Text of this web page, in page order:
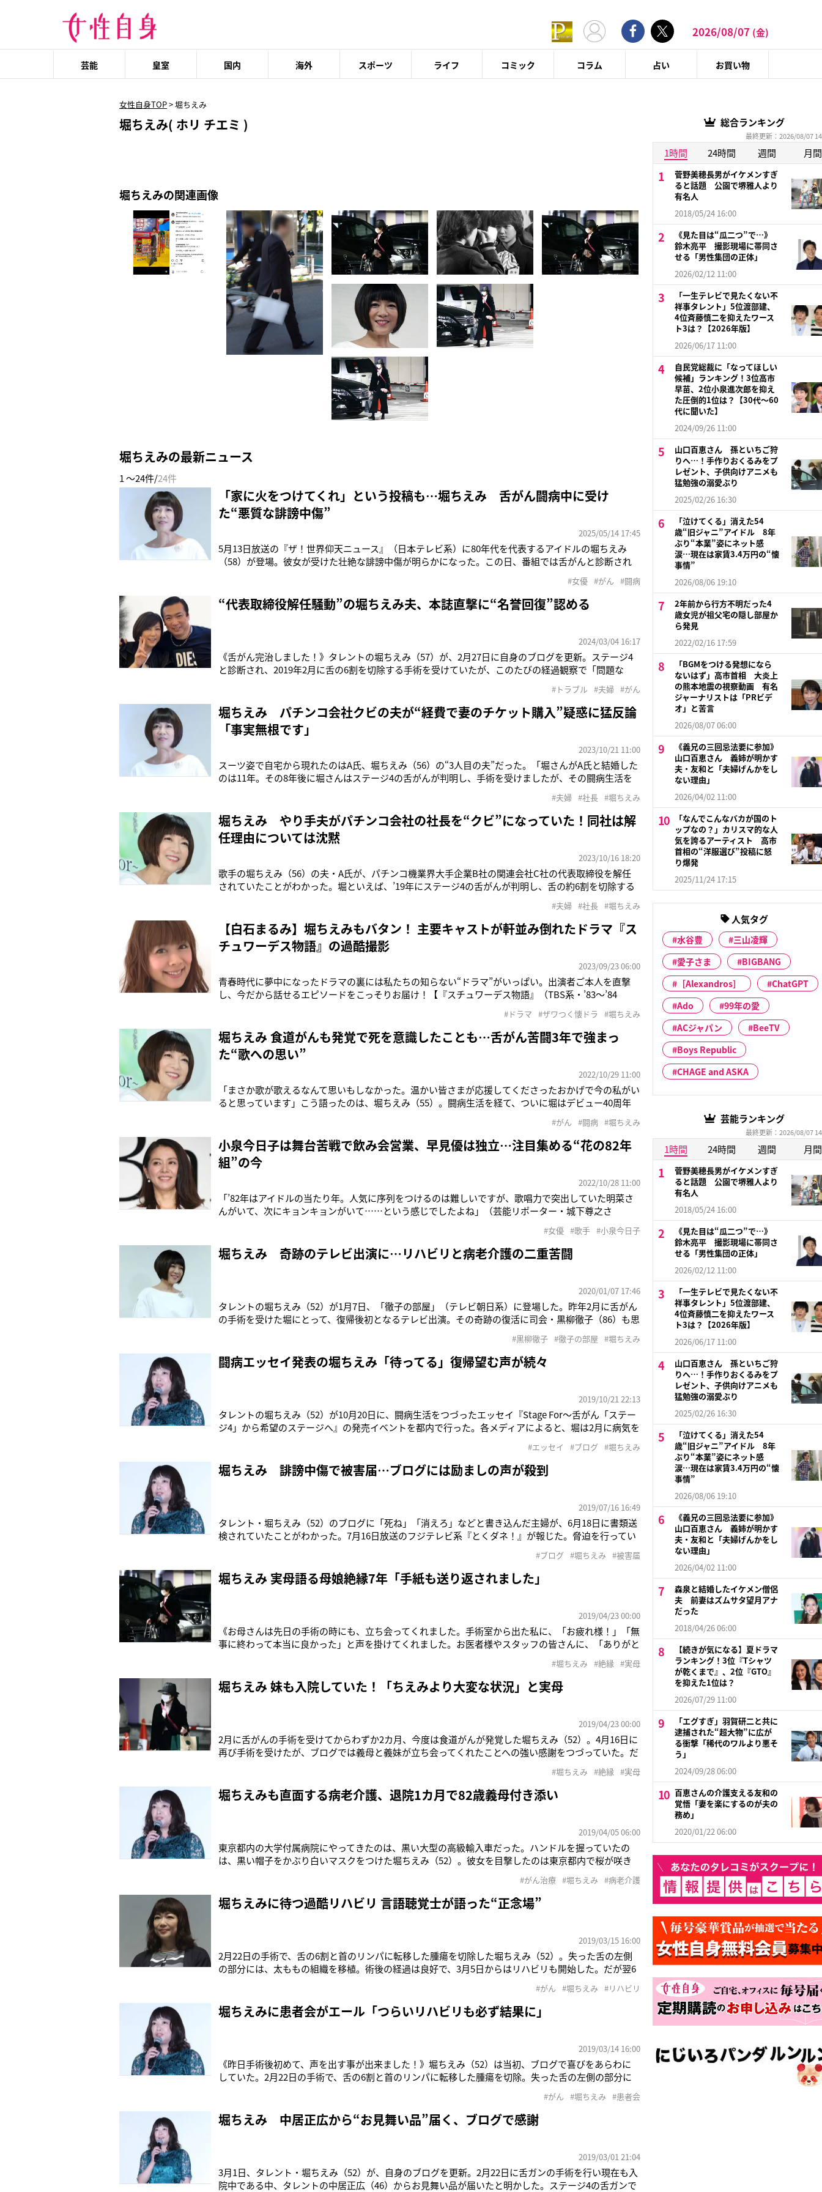
2026/08/07 (金)
芸能 皇室 国内 海外 スポーツ ライフ コミック コラム 占い お買い物
女性自身TOP>堀ちえみ
堀ちえみ( ホリ チエミ )
堀ちえみの関連画像
堀ちえみの最新ニュース
1 ～24件/24件
「家に火をつけてくれ」という投稿も…堀ちえみ 舌がん闘病中に受け
た“悪質な誹謗中傷”
2025/05/14 17:45
5月13日放送の『ザ！世界仰天ニュース』（日本テレビ系）に80年代を代表するアイドルの堀ちえみ
（58）が登場。彼女が受けた壮絶な誹謗中傷が明らかになった。この日、番組では舌がんと診断され
この口内炎に対して堀はリウマチの薬の副作用と考え、医師もそう診断していたが、次第に大きくな
り痛みも感じるように。さらに
#女優 #がん #闘病
“代表取締役解任騒動”の堀ちえみ夫、本誌直撃に“名誉回復”認める
2024/03/04 16:17
《舌がん完治しました！》タレントの堀ちえみ（57）が、2月27日に自身のブログを更新。ステージ4
と診断され、2019年2月に舌の6割を切除する手術を受けていたが、このたびの経過観察で「問題な
もの長い期間、ご尽力いただきました皆々様に、心より御礼申し上げます。涙が溢れて止まりません。
見守り続けてきた皆様も、本
#トラブル #夫婦 #がん
堀ちえみ パチンコ会社クビの夫が“経費で妻のチケット購入”疑惑に猛反論
「事実無根です」
2023/10/21 11:00
スーツ姿で自宅から現れたのはA氏、堀ちえみ（56）の“3人目の夫”だった。「堀さんがA氏と結婚した
のは11年。その8年後に堀さんはステージ4の舌がんが判明し、手術を受けましたが、その闘病生活を
取締役に就任。“年収は数億”とも言われていたのです」（芸能関係者）A氏は社長就任の翌月に、東京
都内の5階建て住宅
#夫婦 #社長 #堀ちえみ
堀ちえみ やり手夫がパチンコ会社の社長を“クビ”になっていた！同社は解
任理由については沈黙
2023/10/16 18:20
歌手の堀ちえみ（56）の夫・A氏が、パチンコ機業界大手企業B社の関連会社C社の代表取締役を解任
されていたことがわかった。堀といえば、’19年にステージ4の舌がんが判明し、舌の約6割を切除する
年2月には、闘病生活を乗り越え、手術後初となるライブが行われた。闘病生活などについて発信して
きたAmebaブログ『ho
#夫婦 #社長 #堀ちえみ
【白石まるみ】堀ちえみもバタン！ 主要キャストが軒並み倒れたドラマ『ス
チュワーデス物語』の過酷撮影
2023/09/23 06:00
青春時代に夢中になったドラマの裏には私たちの知らない“ドラマ”がいっぱい。出演者ご本人を直撃
し、今だから話せるエピソードをこっそりお届け！【『スチュワーデス物語』（TBS系・’83～’84
み）が一人前になるまでを描いたストーリー。憧れの教官（風間杜夫）の元婚約者・真理子（片平な
ぎさ）が歯で手袋を外す怖いシーン
#ドラマ #ザワつく懐ドラ #堀ちえみ
堀ちえみ 食道がんも発覚で死を意識したことも…舌がん苦闘3年で強まっ
た“歌への思い”
2022/10/29 11:00
「まさか歌が歌えるなんて思いもしなかった。温かい皆さまが応援してくださったおかげで今の私がい
ると思っています」こう語ったのは、堀ちえみ（55）。闘病生活を経て、ついに堀はデビュー40周年
る。10月27日に開いた会見では冒頭のように感謝の言葉を述べ、その姿に思わずもらい泣
#がん #闘病 #堀ちえみ
小泉今日子は舞台苦戦で飲み会営業、早見優は独立…注目集める“花の82年
組”の今
2022/10/28 11:00
「’82年はアイドルの当たり年。人気に序列をつけるのは難しいですが、歌唱力で突出していた明菜さ
んがいて、次にキョンキョンがいて……という感じでしたよね」（芸能リポーター・城下尊之さ
組”の面々はいまーー。小泉今日子（56）の最近について「“老眼でさぁ”なんて話していましたよ」と
舞台関係者。今年2～3月
#女優 #歌手 #小泉今日子
堀ちえみ 奇跡のテレビ出演に…リハビリと病老介護の二重苦闘
2020/01/07 17:46
タレントの堀ちえみ（52）が1月7日、「徹子の部屋」（テレビ朝日系）に登場した。昨年2月に舌がん
の手術を受けた堀にとって、復帰後初となるテレビ出演。その奇跡の復活に司会・黒柳徹子（86）も思
ね、元気でね」と口にした。「大変でしたけど、無事戻ってきました」と話した堀は、舌の6割以上を
切除したため話し方がたどた
#黒柳徹子 #徹子の部屋 #堀ちえみ
闘病エッセイ発表の堀ちえみ「待ってる」復帰望む声が続々
2019/10/21 22:13
タレントの堀ちえみ（52）が10月20日に、闘病生活をつづったエッセイ『Stage For～舌がん「ステー
ジ4」から希望のステージへ』の発売イベントを都内で行った。各メディアによると、堀は2月に病気を
ざいました。」というタイトルでブログを更新。《青山ブックセンター本店にて、発売された私の本、
「Stage F
#エッセイ #ブログ #堀ちえみ
堀ちえみ 誹謗中傷で被害届…ブログには励ましの声が殺到
2019/07/16 16:49
タレント・堀ちえみ（52）のブログに「死ね」「消えろ」などと書き込んだ主婦が、6月18日に書類送
検されていたことがわかった。7月16日放送のフジテレビ系『とくダネ！』が報じた。脅迫を行ってい
かり」などと書き込んでいた。堀側は昨年末に警察に相談し、今年の春に警察へ被害届を提出したとい
う。フジテレビの直撃取材に
#ブログ #堀ちえみ #被害届
堀ちえみ 実母語る母娘絶縁7年「手紙も送り返されました」
2019/04/23 00:00
《お母さんは先日の手術の時にも、立ち会ってくれました。手術室から出た私に、「お疲れ様！」「無
事に終わって本当に良かった」と声を掛けてくれました。お医者様やスタッフの皆さんに、「ありがと
18日、ブログに義母への強い感謝の思いをつづったのは堀ちえみ（52）だ。2月に舌がんの手術を受け
てからわずか2カ月、今度は食
#堀ちえみ #絶縁 #実母
堀ちえみ 妹も入院していた！「ちえみより大変な状況」と実母
2019/04/23 00:00
2月に舌がんの手術を受けてからわずか2カ月、今度は食道がんが発覚した堀ちえみ（52）。4月16日に
再び手術を受けたが、ブログでは義母と義妹が立ち会ってくれたことへの強い感謝をつづっていた。だ
と堀の両親は大阪府堺市に住んでいた。堀が2度の離婚を経て現在の夫・A氏と結婚したのは、11年12
月。その後、両親も上京を
#堀ちえみ #絶縁 #実母
堀ちえみも直面する病老介護、退院1カ月で82歳義母付き添い
2019/04/05 06:00
東京都内の大学付属病院にやってきたのは、黒い大型の高級輸入車だった。ハンドルを握っていたの
は、黒い帽子をかぶり白いマスクをつけた堀ちえみ（52）。彼女を目撃したのは東京都内で桜が咲き
術を受けてからわずか1カ月、すでに1人で車も運転できるまでになっていたのだ。彼女は自分の現在
の状態についてはブログで《
#がん治療 #堀ちえみ #病老介護
堀ちえみに待つ過酷リハビリ 言語聴覚士が語った“正念場”
2019/03/15 16:00
2月22日の手術で、舌の6割と首のリンパに転移した腫瘍を切除した堀ちえみ（52）。失った舌の左側
の部分には、太ももの組織を移植。術後の経過は良好で、3月5日からはリハビリも開始した。だが翌6
のついた水、続いてゼリーを喉に持っていくというものだった。そこで彼女はこうつづっている。《味
わうどころか、食べる事すら出
#がん #堀ちえみ #リハビリ
堀ちえみに患者会がエール「つらいリハビリも必ず結果に」
2019/03/14 16:00
《昨日手術後初めて、声を出す事が出来ました！》堀ちえみ（52）は当初、ブログで喜びをあらわに
していた。2月22日の手術で、舌の6割と首のリンパに転移した腫瘍を切除。失った舌の左側の部分に
本人が思っている以上に過酷なものだった――。翌6日のブログでは、嚥下チェックがあったことを報
告。とろみのついた水、続いてゼ
#がん #堀ちえみ #患者会
堀ちえみ 中居正広から“お見舞い品”届く、ブログで感謝
2019/03/01 21:04
3月1日、タレント・堀ちえみ（52）が、自身のブログを更新。2月22日に舌ガンの手術を行い現在も入
院中である中、タレントの中居正広（46）からお見舞い品が届いたと明かした。ステージ4の舌ガンで
総合ランキング
最終更新：2026/08/07
1時間 24時間 週間 月間
菅野美穂長男がイケメンすぎ
ると話題 公園で堺雅人より
有名人
2018/05/24 16:00
《見た目は“瓜二つ”で…》
鈴木亮平 撮影現場に帯同さ
せる「男性集団の正体」
2026/02/12 11:00
「一生テレビで見たくない不
祥事タレント」5位渡部建、
4位斉藤慎二を抑えたワース
ト3は？【2026年版】
2026/06/17 11:00
自民党総裁に「なってほしい
候補」ランキング！3位高市
早苗、2位小泉進次郎を抑え
た圧倒的1位は？【30代〜60
代に聞いた】
2024/09/26 11:00
山口百恵さん 孫といちご狩
りへ…！手作りおくるみをプ
レゼント、子供向けアニメも
猛勉強の溺愛ぶり
2025/02/26 16:30
「泣けてくる」消えた54
歳“旧ジャニ”アイドル 8年
ぶり“本業”姿にネット感
涙…現在は家賃3.4万円の“懐
事情”
2026/08/06 19:10
2年前から行方不明だった4
歳女児が祖父宅の隠し部屋か
ら発見
2022/02/16 17:59
「BGMをつける発想になら
ないはず」高市首相 大炎上
の熊本地震の視察動画 有名
ジャーナリストは「PRビデ
オ」と苦言
2026/08/07 06:00
《義兄の三回忌法要に参加》
山口百恵さん 義姉が明かす
夫・友和と「夫婦げんかをし
ない理由」
2026/04/02 11:00
「なんでこんなバカが国のト
ップなの？」カリスマ的な人
気を誇るアーティスト 高市
首相の“洋服選び”投稿に怒
り爆発
2025/11/24 17:15
人気タグ
水谷豊
三山凌輝
愛子さま
BIGBANG
［Alexandros］
ChatGPT
Ado
99年の愛
ACジャパン
BeeTV
Boys Republic
CHAGE and ASKA
芸能ランキング
最終更新：2026/08/07
1時間 24時間 週間 月間
菅野美穂長男がイケメンすぎ
ると話題 公園で堺雅人より
有名人
2018/05/24 16:00
《見た目は“瓜二つ”で…》
鈴木亮平 撮影現場に帯同さ
せる「男性集団の正体」
2026/02/12 11:00
「一生テレビで見たくない不
祥事タレント」5位渡部建、
4位斉藤慎二を抑えたワース
ト3は？【2026年版】
2026/06/17 11:00
山口百恵さん 孫といちご狩
りへ…！手作りおくるみをプ
レゼント、子供向けアニメも
猛勉強の溺愛ぶり
2025/02/26 16:30
「泣けてくる」消えた54
歳“旧ジャニ”アイドル 8年
ぶり“本業”姿にネット感
涙…現在は家賃3.4万円の“懐
事情”
2026/08/06 19:10
《義兄の三回忌法要に参加》
山口百恵さん 義姉が明かす
夫・友和と「夫婦げんかをし
ない理由」
2026/04/02 11:00
森泉と結婚したイケメン僧侶
夫 前妻はズムサタ望月アナ
だった
2018/04/26 06:00
【続きが気になる】夏ドラマ
ランキング！3位『Tシャツ
が乾くまで』、2位『GTO』
を抑えた1位は？
2026/07/29 11:00
「エグすぎ」羽賀研二と共に
逮捕された“超大物”に広が
る衝撃「稀代のワルより悪そ
う」
2024/09/28 06:00
百恵さんの介護支える友和の
覚悟「妻を楽にするのが夫の
務め」
2020/01/22 06:00